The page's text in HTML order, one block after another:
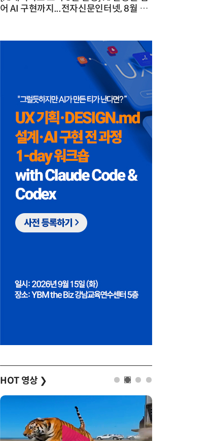
어 AI 구현까지...전자신문인터넷, 8월 실
HOT 영상 ❯